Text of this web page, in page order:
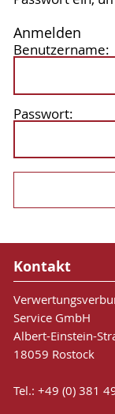
Anmelden
Benutzername:
Passwort:
Kontakt
Service GmbH
Albert-Einstein-
18059 Rostock
Tel.: +49 (0) 381